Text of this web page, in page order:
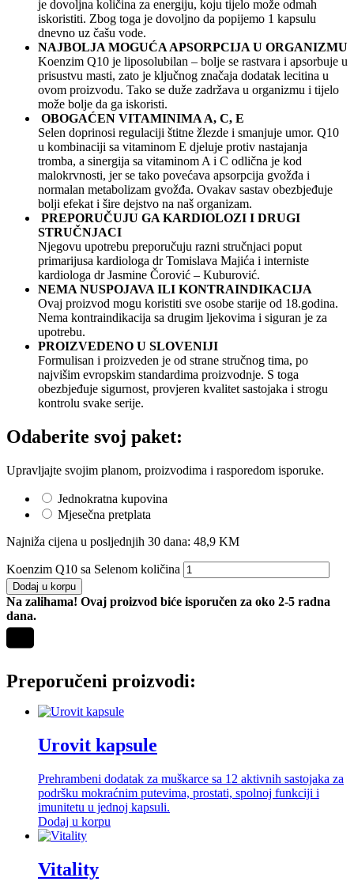
je dovoljna količina za energiju, koju tijelo može odmah
iskoristiti. Zbog toga je dovoljno da popijemo 1 kapsulu
dnevno uz čašu vode.
NAJBOLJA MOGUĆA APSORPCIJA U ORGANIZMU
Koenzim Q10 je liposolubilan – bolje se rastvara i apsorbuje u
prisustvu masti, zato je ključnog značaja dodatak lecitina u
ovom proizvodu. Tako se duže zadržava u organizmu i tijelo
može bolje da ga iskoristi.
OBOGAĆEN VITAMINIMA A, C, E
Selen doprinosi regulaciji štitne žlezde i smanjuje umor. Q10
u kombinaciji sa vitaminom E djeluje protiv nastajanja
tromba, a sinergija sa vitaminom A i C odlična je kod
malokrvnosti, jer se tako povećava apsorpcija gvožđa i
normalan metabolizam gvožđa. Ovakav sastav obezbjeđuje
bolji efekat i šire dejstvo na naš organizam.
PREPORUČUJU GA KARDIOLOZI I DRUGI
STRUČNJACI
Njegovu upotrebu preporučuju razni stručnjaci poput
primarijusa kardiologa dr Tomislava Majića i interniste
kardiologa dr Jasmine Čorović – Kuburović.
NEMA NUSPOJAVA ILI KONTRAINDIKACIJA
Ovaj proizvod mogu koristiti sve osobe starije od 18.godina.
Nema kontraindikacija sa drugim ljekovima i siguran je za
upotrebu.
PROIZVEDENO U SLOVENIJI
Formulisan i proizveden je od strane stručnog tima, po
najvišim evropskim standardima proizvodnje. S toga
obezbjeđuje sigurnost, provjeren kvalitet sastojaka i strogu
kontrolu svake serije.
Odaberite svoj paket:
Upravljajte svojim planom, proizvodima i rasporedom isporuke.
Jednokratna kupovina
Mjesečna pretplata
Najniža cijena u posljednjih 30 dana: 48,9 KM
Koenzim Q10 sa Selenom količina
Dodaj u korpu
Na zalihama! Ovaj proizvod biće isporučen za oko 2-5 radna
dana.
Preporučeni proizvodi:
Urovit kapsule
Prehrambeni dodatak za muškarce sa 12 aktivnih sastojaka za
podršku mokraćnim putevima, prostati, spolnoj funkciji i
imunitetu u jednoj kapsuli.
Dodaj u korpu
Vitality